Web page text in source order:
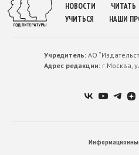
НОВОСТИ ЧИТАТЬ
УЧИТЬСЯ
НАШИ
Учредитель:АО
Адрес редакции:г.Москва,